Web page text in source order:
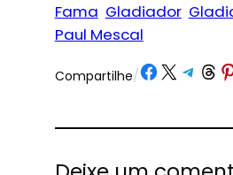
Fama Gladiador
Paul Mescal
Compartilhe/Share on Facebook
Share on X Share onShare on